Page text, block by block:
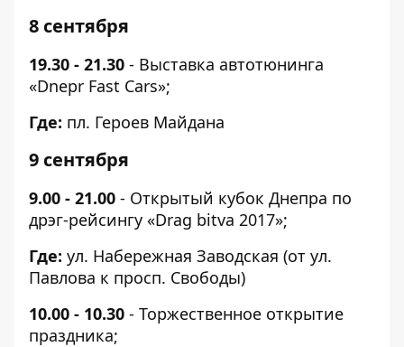
8 сентября
19.30 - 21.30 - Выставка автотюнинга
«Dnepr Fast Cars»;
Где: пл. Героев Майдана
9 сентября
9.00 - 21.00 - Открытый кубок Днепра по
дрэг-рейсингу «Drag bitva 2017»;
Где: ул. Набережная Заводская (от ул.
Павлова к просп. Свободы)
10.00 - 10.30 - Торжественное открытие
праздника;